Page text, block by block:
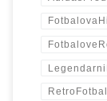
RetroFotbal